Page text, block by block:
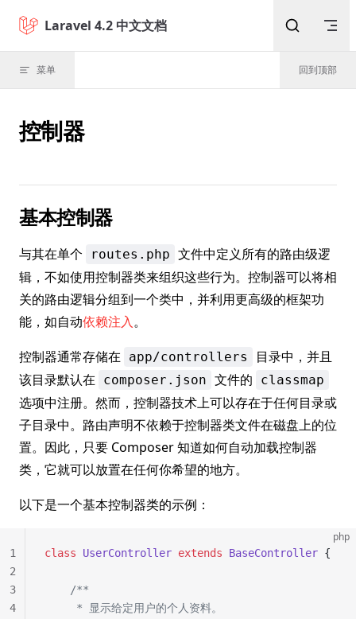
Skip to content
Laravel 4.2 中文文档
菜单 回到顶部
控制器
基本控制器
与其在单个 routes.php 文件中定义所有的路由级逻
辑，不如使用控制器类来组织这些行为。控制器可以将相
关的路由逻辑分组到一个类中，并利用更高级的框架功
能，如自动依赖注入。
控制器通常存储在
app/controllers
目录中，并且
该目录默认在
composer.json 文件的 classmap
选项中注册。然而，控制器技术上可以存在于任何目录或
子目录中。路由声明不依赖于控制器类文件在磁盘上的位
置。因此，只要 Composer 知道如何自动加载控制器
类，它就可以放置在任何你希望的地方。
以下是一个基本控制器类的示例：
php
class UserController extends BaseController {
	/**
	 * 显示给定用户的个人资料。
1
2
3
4